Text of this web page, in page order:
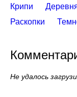
Крипи
Раскопки
Не удалось